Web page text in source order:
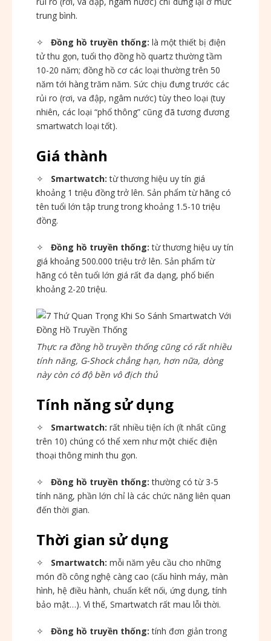
trung bình.
✧ Đồng hồ truyền thống: là một thiết bị điện
tử thu gọn, tuổi thọ đồng hồ quartz thường tầm
10-20 năm; đồng hồ cơ các loại thường trên 50
năm tới hàng trăm năm. Sức chịu đưng trước các
rủi ro (rơi, va đập, ngâm nước) tùy theo loại (tuy
nhiên, các loại “phổ thông” cũng đã tương đương
smartwatch loại tốt).
Giá thành
✧ Smartwatch: từ thương hiệu uy tín giá
khoảng 1 triệu đồng trở lên. Sản phẩm từ hãng có
tên tuổi lớn tập trung trong khoảng 1.5-10 triệu
đồng.
✧ Đồng hồ truyền thống: từ thương hiệu uy tín
giá khoảng 500.000 triệu trở lên. Sản phẩm từ
hãng có tên tuổi lớn giá rất đa dạng, phổ biến
khoảng 2-20 triệu.
Thực ra đồng hồ truyền thống cũng có rất nhiều
tính năng, G-Shock chẳng hạn, hơn nữa, dòng
này còn có độ bền vô địch thủ
Tính năng sử dụng
✧ Smartwatch: rất nhiều tiện ích (ít nhất cũng
trên 10) chúng có thể xem như một chiếc điện
thoại thông minh thu gọn.
✧ Đồng hồ truyền thống: thường có từ 3-5
tính năng, phần lớn chỉ là các chức năng liên quan
đến thời gian.
Thời gian sử dụng
✧ Smartwatch: mỗi năm yêu cầu cho những
món đồ công nghệ càng cao (cấu hình máy, màn
hình, hệ điều hành, chuẩn kết nối, ứng dụng, tính
bảo mật…). Vì thế, Smartwatch rất mau lỗi thời.
✧ Đồng hồ truyền thống: tính đơn giản trong